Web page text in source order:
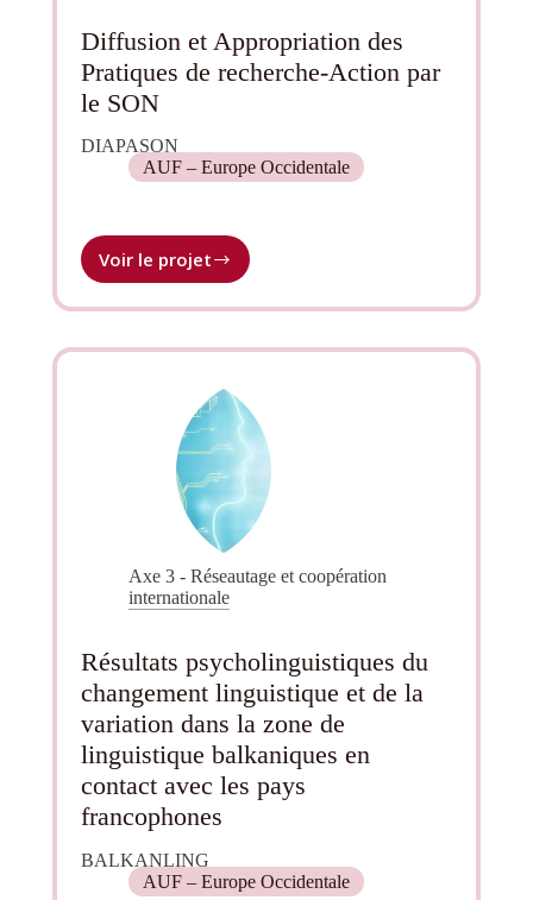
Diffusion et Appropriation des
Pratiques de recherche-Action par
le SON
DIAPASON
AUF – Europe Occidentale
Voir le projet
Diffusion
Appropriation
recherche-
Action
par
le
SON
Axe 3 - Réseautage et coopération
internationale
Résultats psycholinguistiques du
changement linguistique et de la
variation dans la zone de
linguistique balkaniques en
contact avec les pays
francophones
BALKANLING
AUF – Europe Occidentale